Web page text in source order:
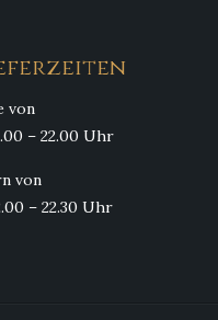
von
– 22.00 Uhr
von
– 22.30 Uhr